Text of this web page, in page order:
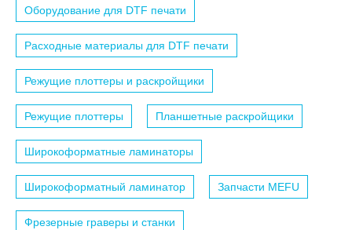
Оборудование для DTF печати
Расходные материалы для DTF печати
Режущие плоттеры и раскройщики
Режущие плоттеры Планшетные раскройщики
Широкоформатные ламинаторы
Широкоформатный ламинатор Запчасти MEFU
Фрезерные граверы и станки